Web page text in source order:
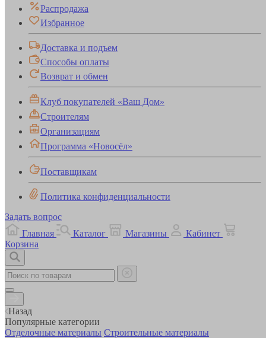
Распродажа
Избранное
Доставка и подъем
Способы оплаты
Возврат и обмен
Клуб покупателей «Ваш Дом»
Строителям
Организациям
Программа «Новосёл»
Поставщикам
Политика конфиденциальности
Задать вопрос
Главная
Каталог Магазины
Кабинет
Корзина
Назад
Популярные категории
Отделочные материалы Строительные материалы